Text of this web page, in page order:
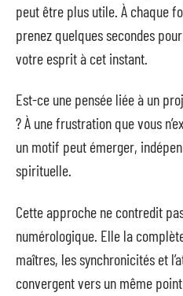
peut être plus utile. À chaque
prenez quelques secondes
votre esprit à cet instant.
Est-ce une pensée liée à un
? À une frustration que vous
un motif peut émerger,
spirituelle.
Cette approche ne contredit
numérologique. Elle la
maîtres, les synchronicités et
convergent vers un même